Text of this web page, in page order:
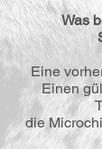
Was
Eine
Einen
die